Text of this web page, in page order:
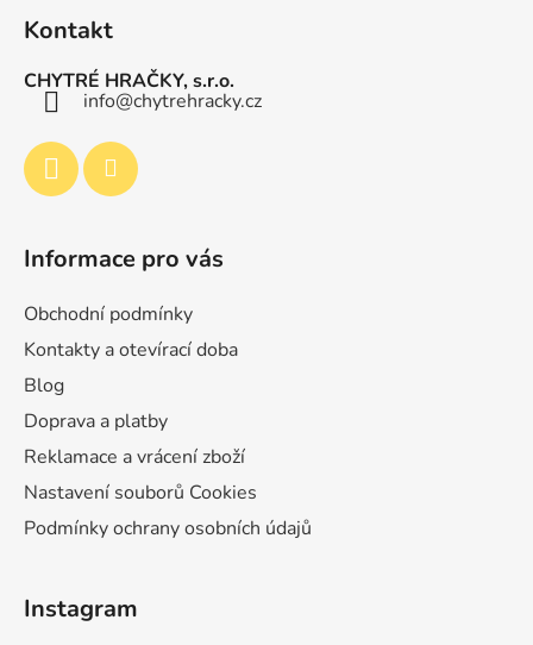
Kontakt
CHYTRÉ HRAČKY, s.r.o.
info@chytrehracky.cz
Informace pro vás
Obchodní podmínky
Kontakty a otevírací doba
Blog
Doprava a platby
Reklamace a vrácení zboží
Nastavení souborů Cookies
Podmínky ochrany osobních údajů
Instagram